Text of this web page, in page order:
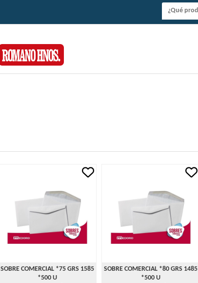
SOBRE COMERCIAL *75 GRS 1585
*500 U
SOBRE COMERCIAL *80 GRS 1485
*500 U